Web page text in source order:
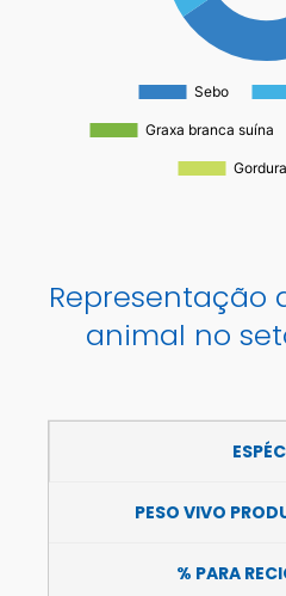
Representação
animal no
PESO VIVO
% PARA